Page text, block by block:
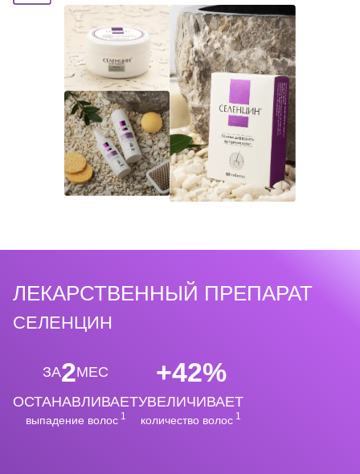
ЛЕКАРСТВЕННЫЙ ПРЕПАРАТ
СЕЛЕНЦИН
ЗА2МЕС
ОСТАНАВЛИВАЕТ
выпадение волос 1
+42%
УВЕЛИЧИВАЕТ
количество волос 1